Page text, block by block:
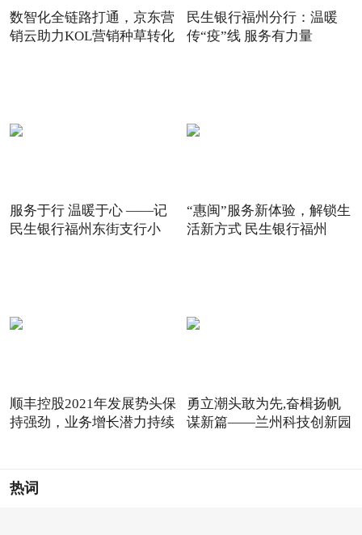
数智化全链路打通，京东营
销云助力KOL营销种草转化
民生银行福州分行：温暖
传“疫”线 服务有力量
服务于行 温暖于心 ——记
民生银行福州东街支行小
“惠闽”服务新体验，解锁生
活新方式 民生银行福州
顺丰控股2021年发展势头保
持强劲，业务增长潜力持续
勇立潮头敢为先,奋楫扬帆
谋新篇——兰州科技创新园
热词